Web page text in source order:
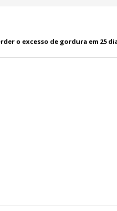
o excesso de gordura em 25